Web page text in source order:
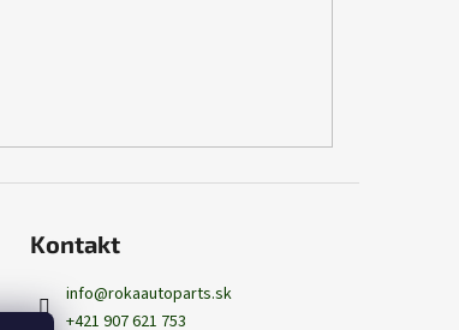
Kontakt
info@rokaautoparts.sk
+421 907 621 753